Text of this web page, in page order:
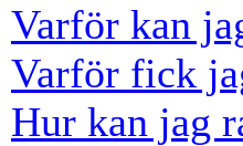
Varför kan
Varför fick
Hur kan jag